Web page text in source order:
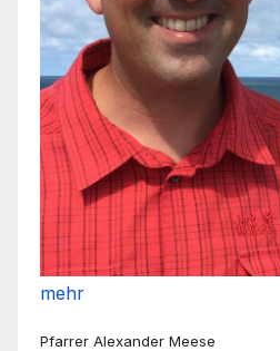
mehr
Pfarrer Alexander Meese